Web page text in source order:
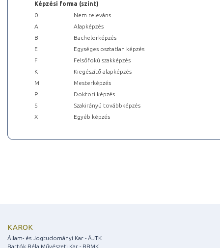
Képzési forma (szint)
0
Nem releváns
A
Alapképzés
B
Bachelorképzés
E
Egységes osztatlan képzés
F
Felsőfokú szakképzés
K
Kiegészítő alapképzés
M
Mesterképzés
P
Doktori képzés
S
Szakirányú továbbképzés
X
Egyéb képzés
KAROK
Állam- és Jogtudományi Kar - ÁJTK
Bartók Béla Művészeti Kar - BBMK